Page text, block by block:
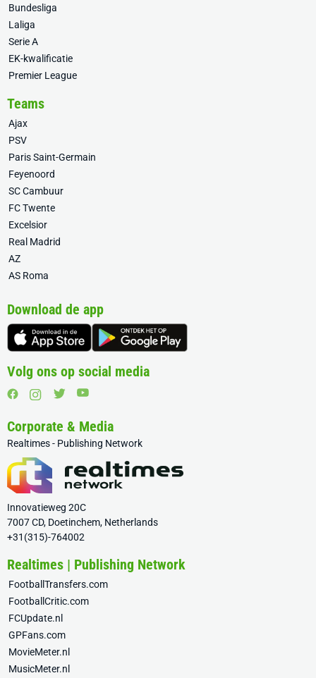
Bundesliga
Laliga
Serie A
EK-kwalificatie
Premier League
Teams
Ajax
PSV
Paris Saint-Germain
Feyenoord
SC Cambuur
FC Twente
Excelsior
Real Madrid
AZ
AS Roma
Download de app
Volg ons op social media
Corporate & Media
Realtimes - Publishing Network
Innovatieweg 20C
7007 CD, Doetinchem, Netherlands
+31(315)-764002
Realtimes | Publishing Network
FootballTransfers.com
FootballCritic.com
FCUpdate.nl
GPFans.com
MovieMeter.nl
MusicMeter.nl